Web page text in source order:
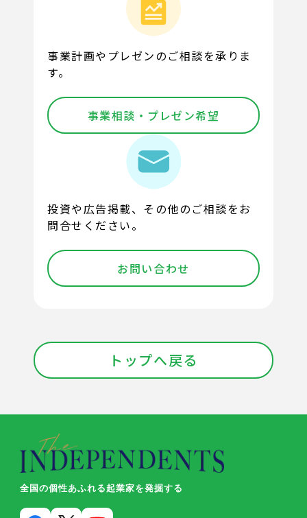
事業計画やプレゼンのご相談を承りま
す。
事業相談・プレゼン希望
投資や広告掲載、その他のご相談をお
問合せください。
お問い合わせ
トップへ戻る
全国の個性あふれる起業家を発掘する